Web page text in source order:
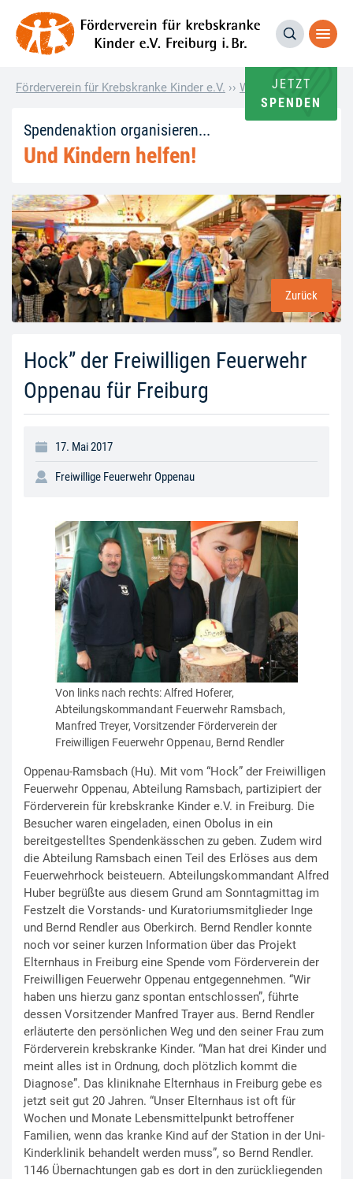
JETZT
SPENDEN
Förderverein für Krebskranke Kinder e.V. ›› Wie andere helfen
Spendenaktion organisieren...
Und Kindern helfen!
Hock” der Freiwilligen Feuerwehr
Oppenau für Freiburg
Zurück
17. Mai 2017
Freiwillige Feuerwehr Oppenau
Von links nach rechts: Alfred Hoferer,
Abteilungskommandant Feuerwehr Ramsbach,
Manfred Treyer, Vorsitzender Förderverein der
Freiwilligen Feuerwehr Oppenau, Bernd Rendler
Oppenau-Ramsbach (Hu). Mit vom “Hock” der Freiwilligen
Feuerwehr Oppenau, Abteilung Ramsbach, partizipiert der
Förderverein für krebskranke Kinder e.V. in Freiburg. Die
Besucher waren eingeladen, einen Obolus in ein
bereitgestelltes Spendenkässchen zu geben. Zudem wird
die Abteilung Ramsbach einen Teil des Erlöses aus dem
Feuerwehrhock beisteuern. Abteilungskommandant Alfred
Huber begrüßte aus diesem Grund am Sonntagmittag im
Festzelt die Vorstands- und Kuratoriumsmitglieder Inge
und Bernd Rendler aus Oberkirch. Bernd Rendler konnte
noch vor seiner kurzen Information über das Projekt
Elternhaus in Freiburg eine Spende vom Förderverein der
Freiwilligen Feuerwehr Oppenau entgegennehmen. “Wir
haben uns hierzu ganz spontan entschlossen”, führte
dessen Vorsitzender Manfred Trayer aus. Bernd Rendler
erläuterte den persönlichen Weg und den seiner Frau zum
Förderverein krebskranke Kinder. “Man hat drei Kinder und
meint alles ist in Ordnung, doch plötzlich kommt die
Diagnose”. Das kliniknahe Elternhaus in Freiburg gebe es
jetzt seit gut 20 Jahren. “Unser Elternhaus ist oft für
Wochen und Monate Lebensmittelpunkt betroffener
Familien, wenn das kranke Kind auf der Station in der Uni-
Kinderklinik behandelt werden muss”, so Bernd Rendler.
1146 Übernachtungen gab es dort in den zurückliegenden